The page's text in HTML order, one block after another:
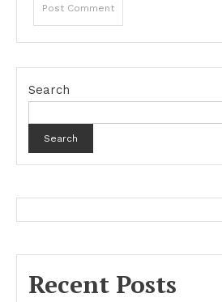
Search
Search
Recent Posts